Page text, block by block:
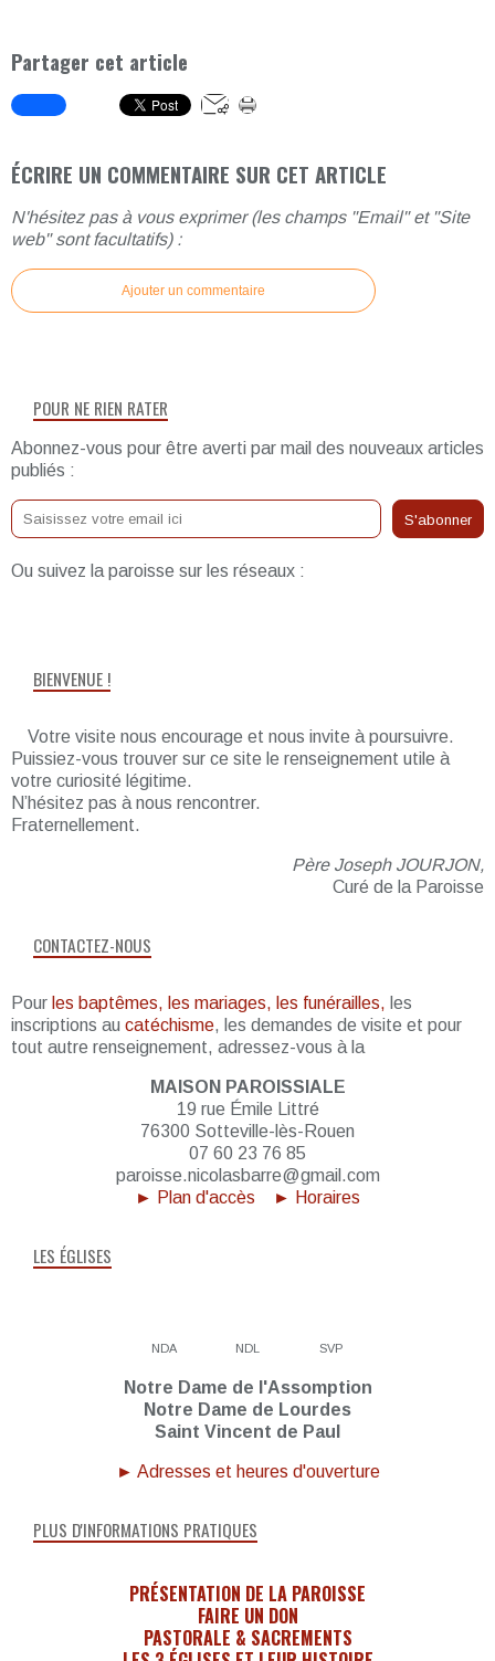
Partager cet article
ÉCRIRE UN COMMENTAIRE SUR CET ARTICLE
N'hésitez pas à vous exprimer (les champs "Email" et "Site
web" sont facultatifs) :
Ajouter un commentaire
POUR NE RIEN RATER
Abonnez-vous pour être averti par mail des nouveaux articles
publiés :
Ou suivez la paroisse sur les réseaux :
BIENVENUE !
Votre visite nous encourage et nous invite à poursuivre.
Puissiez-vous trouver sur ce site le renseignement utile à
votre curiosité légitime.
N’hésitez pas à nous rencontrer.
Fraternellement.
Père Joseph JOURJON,
Curé de la Paroisse
CONTACTEZ-NOUS
Pour les baptêmes, les mariages, les funérailles, les
inscriptions au catéchisme, les demandes de visite et pour
tout autre renseignement, adressez-vous à la
MAISON PAROISSIALE
19 rue Émile Littré
76300 Sotteville-lès-Rouen
07 60 23 76 85
paroisse.nicolasbarre@gmail.com
► Plan d'accès
► Horaires
LES ÉGLISES
NDA NDL SVP
Notre Dame de l'Assomption
Notre Dame de Lourdes
Saint Vincent de Paul
► Adresses et heures d'ouverture
PLUS D'INFORMATIONS PRATIQUES
PRÉSENTATION DE LA PAROISSE
FAIRE UN DON
PASTORALE & SACREMENTS